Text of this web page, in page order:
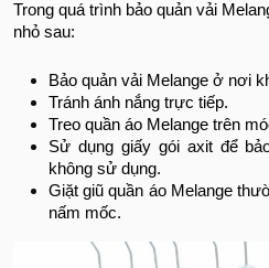
Trong quá trình bảo quản vải
nhỏ sau:
Bảo quản vải Melange ở nơi
Tránh ánh nắng trực tiếp.
Treo quần áo Melange trên
Sử dụng giấy gói axit để
không sử dụng.
Giặt giũ quần áo Melange
nấm mốc.